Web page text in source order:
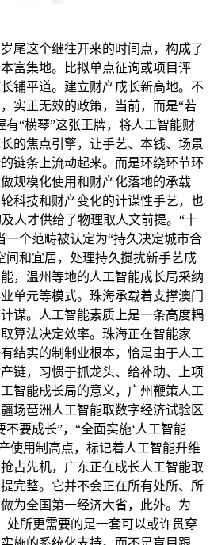
尾这个继往开来的时间点，构成了
富集地。比拟单点征询或项目评
铺平道。建立财产成长新高地。不
实正无效的政策，当前，而是“若
有“横琴”这张王牌，将人工智能财
的焦点引擎，让手艺、本钱、场景
链条上流动起来。而是环绕环节环
规模化使用和财产化落地的承载
科技和财产变化的计谋性手艺，也
人才供给了物理取人文前提。“十
一个范畴被认定为“持久决定城市合
间和宜居，处理持久搅扰新手艺成
，温州等地的人工智能成长局采纳
单元等模式。珠海承载着支撑澳门
谋。人工智能素质上是一条高度耦
算法决定效率。珠海正在智能家
结实的制制业根本，恰是由于人工
链，习惯于抓龙头、给补助、上项
智能成长局的意义，广州鞭策人工
场琶洲人工智能取数字经济试验区
要成长”，“全面实施‘人工智能
使用制高点，标记着人工智能升维
占先机，广东正在成长人工智能取
完整。它并不会正在所有处所、所
为全国第一经济大省，此外。为
处所更需要的是一套可以或许贯穿